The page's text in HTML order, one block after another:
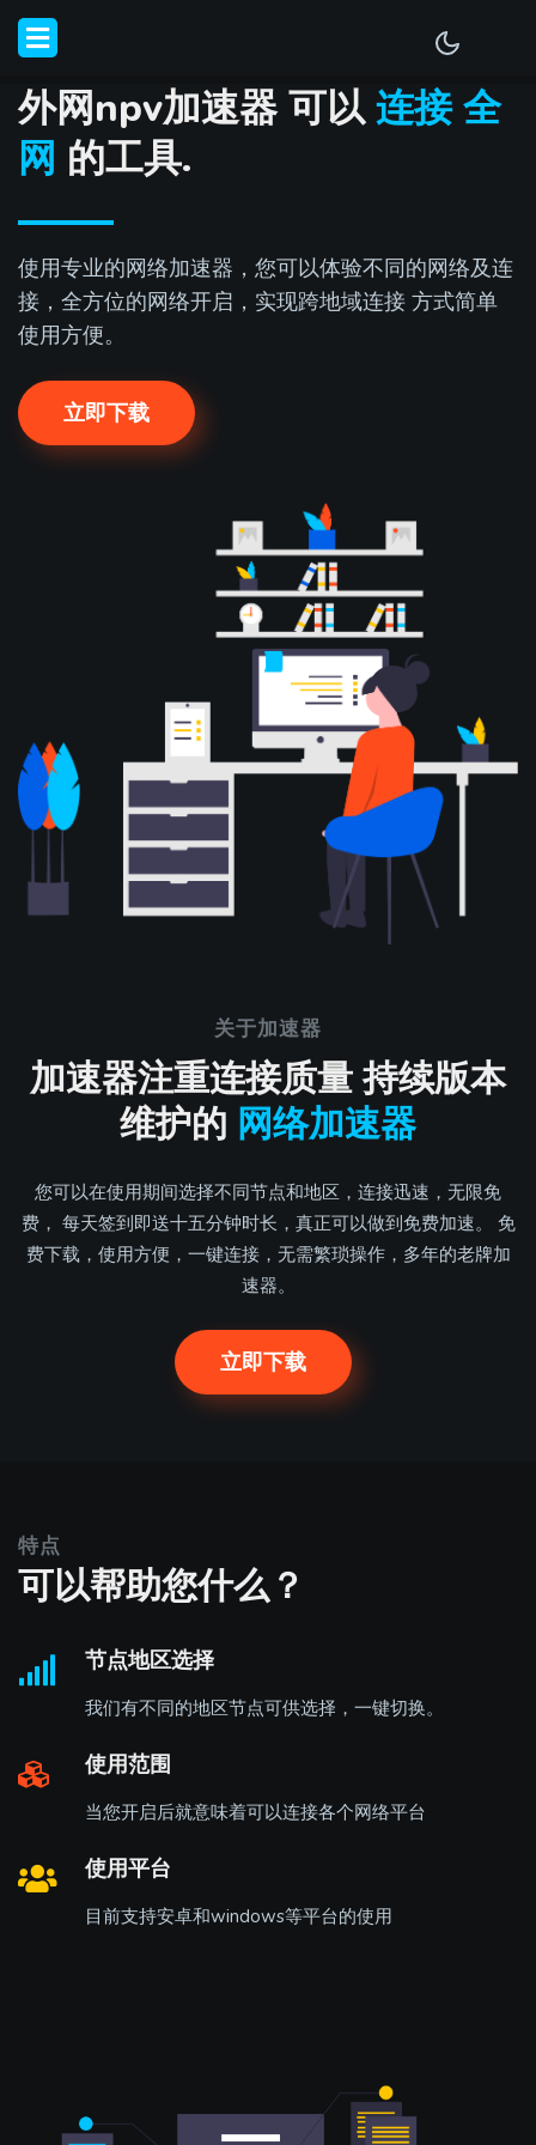
外网npv加速器 可以连接 全
网 的工具.
使用专业的网络加速器，您可以体验不同的网络及连
接，全方位的网络开启，实现跨地域连接 方式简单
使用方便。
立即下载
关于加速器
加速器注重连接质量 持续版本
维护的 网络加速器
您可以在使用期间选择不同节点和地区，连接迅速，无限免
费， 每天签到即送十五分钟时长，真正可以做到免费加速。 免
费下载，使用方便，一键连接，无需繁琐操作，多年的老牌加
速器。
立即下载
特点
可以帮助您什么？
节点地区选择
我们有不同的地区节点可供选择，一键切换。
使用范围
当您开启后就意味着可以连接各个网络平台
使用平台
目前支持安卓和windows等平台的使用